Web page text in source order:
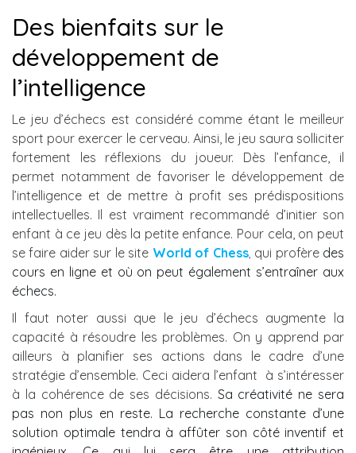
Des bienfaits sur le
développement de
l’intelligence
Le jeu d’échecs est considéré comme étant le meilleur
sport pour exercer le cerveau. Ainsi, le jeu saura solliciter
fortement les réflexions du joueur. Dès l’enfance, il
permet notamment de favoriser le développement de
l’intelligence et de mettre à profit ses prédispositions
intellectuelles. Il est vraiment recommandé d’initier son
enfant à ce jeu dès la petite enfance. Pour cela, on peut
se faire aider sur le site World of Chess, qui profèredes
cours en ligne et où on peut également s’entraîner aux
échecs.
Il faut noter aussi que le jeu d’échecs augmente la
capacité à résoudre les problèmes. On y apprend par
ailleurs à planifier ses actions dans le cadre d’une
stratégie d’ensemble. Ceci aidera l’enfant à s’intéresser
à la cohérence de ses décisions. Sa créativité ne sera
pas non plus en reste. La recherche constante d’une
solution optimale tendra à affûter son côté inventif et